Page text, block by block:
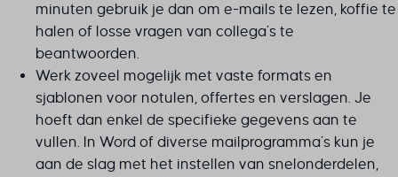
minuten gebruik je dan om e-mails te lezen, koffie te
halen of losse vragen van collega’s te
beantwoorden.
Werk zoveel mogelijk met vaste formats en
sjablonen voor notulen, offertes en verslagen. Je
hoeft dan enkel de specifieke gegevens aan te
vullen. In Word of diverse mailprogramma’s kun je
aan de slag met het instellen van snelonderdelen,